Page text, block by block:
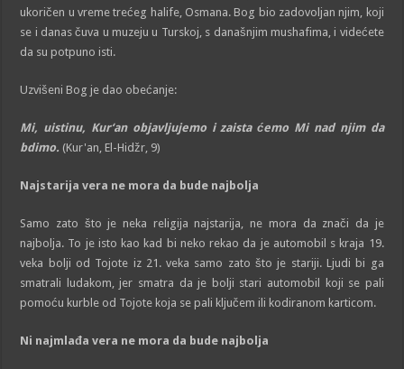
ukoričen u vreme trećeg halife, Osmana. Bog bio zadovoljan njim, koji
se i danas čuva u muzeju u Turskoj, s današnjim mushafima, i videćete
da su potpuno isti.
Uzvišeni Bog je dao obećanje:
Mi, uistinu, Kur‘an objavljujemo i zaista ćemo Mi nad njimda
bdimo. (Kur'an, El-Hidžr, 9)
Najstarija vera ne mora da bude najbolja
Samo zato što je neka religija najstarija, ne mora da znači da je
najbolja. To je isto kao kad bi neko rekao da je automobil s kraja 19.
veka bolji od Tojote iz 21. veka samo zato što je stariji. Ljudi bi ga
smatrali ludakom, jer smatra da je bolji stari automobil koji se pali
pomoću kurble od Tojote koja se pali ključem ili kodiranom karticom.
Ni najmlađa vera ne mora da bude najbolja